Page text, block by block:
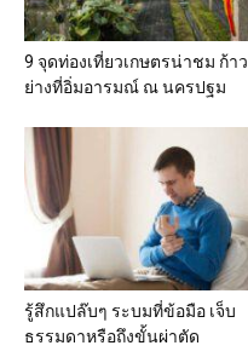
9 จุดท่องเที่ยวเกษตรน่าชม ก้าว
ย่างที่อิ่มอารมณ์ ณ นครปฐม
รู้สึกแปล๊บๆ ระบมที่ข้อมือ เจ็บ
ธรรมดาหรือถึงขั้นผ่าตัด